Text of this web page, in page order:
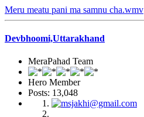
Meru meatu pani ma samnu cha.wmv
Devbhoomi,Uttarakhand
MeraPahad Team
Hero Member
Posts: 13,048